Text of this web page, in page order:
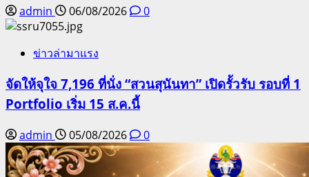
admin 06/08/2026 0
ข่าวล่ามาแรง
จัดให้จุใจ 7,196 ที่นั่ง “สวนสุนันทา” เปิดรั้วรับ รอบที่ 1
Portfolio เริ่ม 15 ส.ค.นี้
admin 05/08/2026 0